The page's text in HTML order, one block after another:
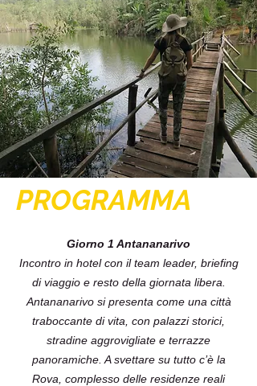
PROGRAMMA
Giorno 1 Antananarivo
Incontro in hotel con il team leader, briefing
di viaggio e resto della giornata libera.
Antananarivo si presenta come una città
traboccante di vita, con palazzi storici,
stradine aggrovigliate e terrazze
panoramiche. A svettare su tutto c’è la
Rova, complesso delle residenze reali